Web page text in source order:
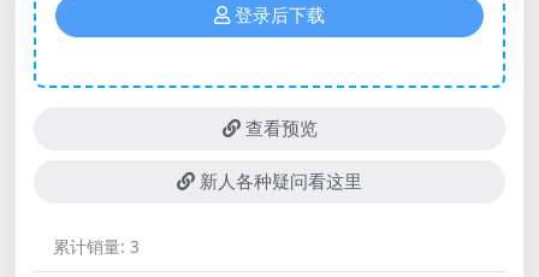
登录后下载
查看预览
新人各种疑问看这里
累计销量: 3